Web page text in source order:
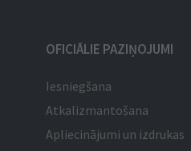
OFICIĀLIE PAZIŅOJUMI
Iesniegšana
Atkalizmantošana
Apliecinājumi un izdrukas